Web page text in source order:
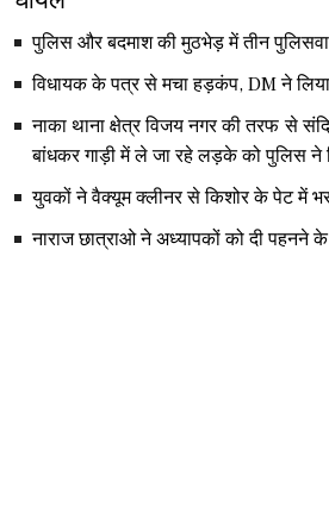
पुलिस और बदमाश की मुठभेड़ में तीन
विधायक के पत्र से मचा हड़कंप, DM ने
नाका थाना क्षेत्र विजय नगर की तरफ से
बांधकर गाड़ी में ले जा रहे लड़के को पुलिस ने
युवकों ने वैक्यूम क्लीनर से किशोर के पेट में भर
नाराज छात्राओ ने अध्यापकों को दी पहनने